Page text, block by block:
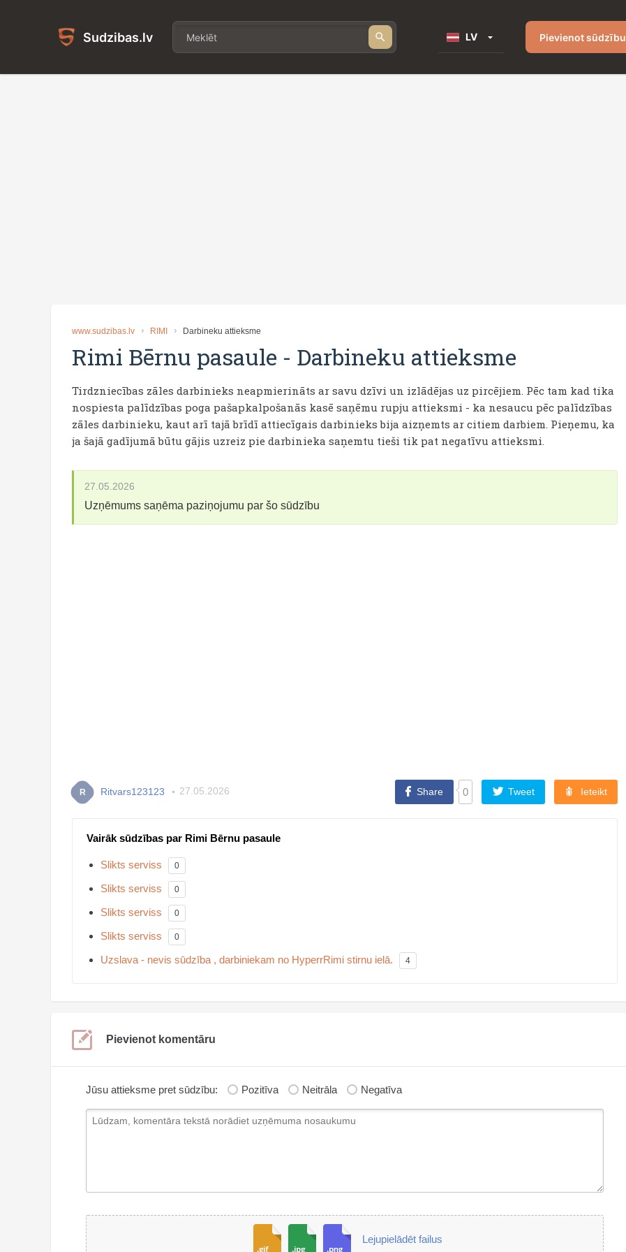
Sudzibas.lv LV Pievienot sūdzību
www.sudzibas.lv RIMI Darbineku attieksme
Rimi Bērnu pasaule - Darbineku attieksme
Tirdzniecības zāles darbinieks neapmierināts ar savu dzīvi un izlādējas uz pircējiem. Pēc tam kad tika
nospiesta palīdzības poga pašapkalpošanās kasē saņēmu rupju attieksmi - ka nesaucu pēc palīdzības
zāles darbinieku, kaut arī tajā brīdī attiecīgais darbinieks bija aizņemts ar citiem darbiem. Pieņemu, ka
ja šajā gadījumā būtu gājis uzreiz pie darbinieka saņemtu tieši tik pat negatīvu attieksmi.
27.05.2026
Uzņēmums saņēma paziņojumu par šo sūdzību
R Ritvars123123 27.05.2026 Share 0 Tweet Ieteikt
Vairāk sūdzības par Rimi Bērnu pasaule
Slikts serviss 0
Slikts serviss 0
Slikts serviss 0
Slikts serviss 0
Uzslava - nevis sūdzība , darbiniekam no HyperrRimi stirnu ielā. 4
Pievienot komentāru
Jūsu attieksme pret sūdzību: Pozitīva Neitrāla Negatīva
Lejupielādēt failus